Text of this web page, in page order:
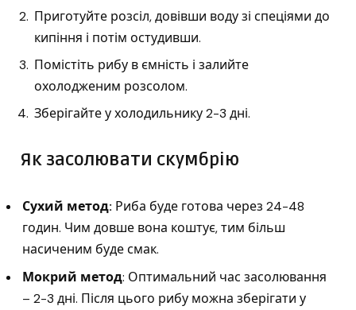
Приготуйте розсіл, довівши воду зі спеціями до
кипіння і потім остудивши.
Помістіть рибу в ємність і залийте
охолодженим розсолом.
Зберігайте у холодильнику 2-3 дні.
Як засолювати скумбрію
Сухий метод: Риба буде готова через 24-48
годин. Чим довше вона коштує, тим більш
насиченим буде смак.
Мокрий метод: Оптимальний час засолювання
– 2-3 дні. Після цього рибу можна зберігати у